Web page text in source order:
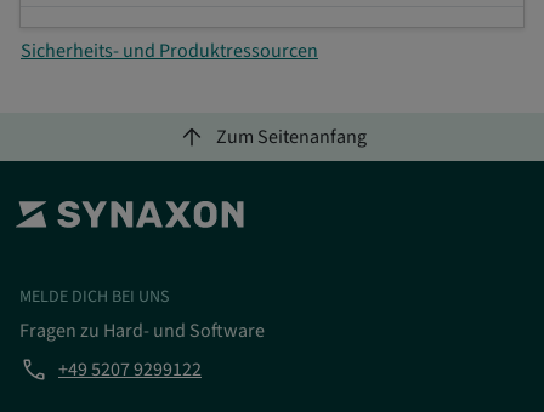
Sicherheits- und Produktressourcen
arrow_upward Zum Seitenanfang
MELDE DICH BEI UNS
Fragen zu Hard- und Software
phone +49 5207 9299122